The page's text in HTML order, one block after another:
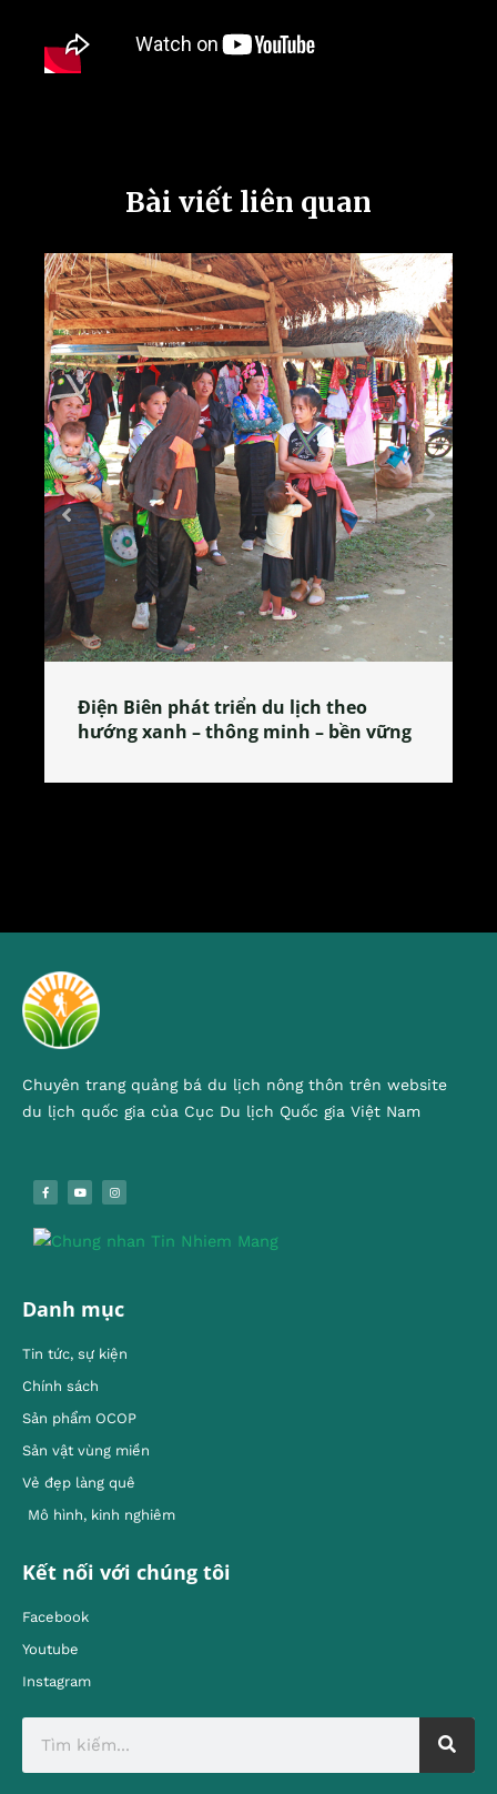
Bài viết liên quan
Làng làm bánh tẻ Phú Nhi – nơi lan
tỏa đặc sản xứ Đoài
Chuyên trang quảng bá du lịch nông thôn trên website
du lịch quốc gia của Cục Du lịch Quốc gia Việt Nam
Danh mục
Tin tức, sự kiện
Chính sách
Sản phẩm OCOP
Sản vật vùng miền
Vẻ đẹp làng quê
Mô hình, kinh nghiêm
Kết nối với chúng tôi
Facebook
Youtube
Instagram